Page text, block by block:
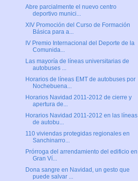
Abre parcialmente el nuevo centro
deportivo munici...
XIV Promoción del Curso de Formación
Básica para a...
IV Premio Internacional del Deporte de la
Comunida...
Las mayoría de líneas universitarias de
autobuses ...
Horarios de líneas EMT de autobuses por
Nochebuena...
Horarios Navidad 2011-2012 de cierre y
apertura de...
Horarios Navidad 2011-2012 en las líneas
de autobu...
110 viviendas protegidas regionales en
Sanchinarro...
Prórroga del arrendamiento del edificio en
Gran Ví...
Dona sangre en Navidad, un gesto que
puede salvar ...